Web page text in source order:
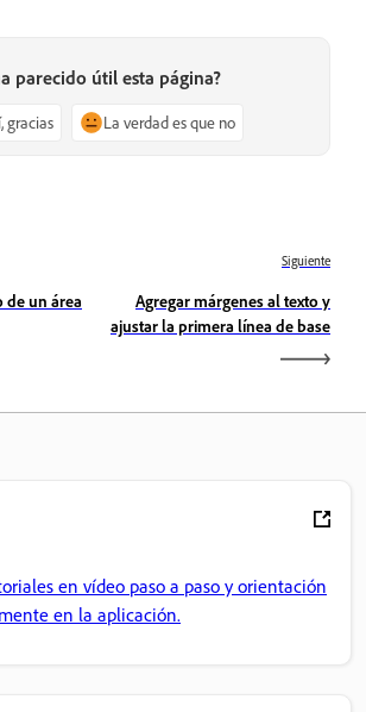
parecido útil esta página?
gracias La verdad es que no
de un área
Siguiente
Agregar márgenes al texto y
ajustar la primera línea de base
en vídeo paso a paso y orientación
en la aplicación.